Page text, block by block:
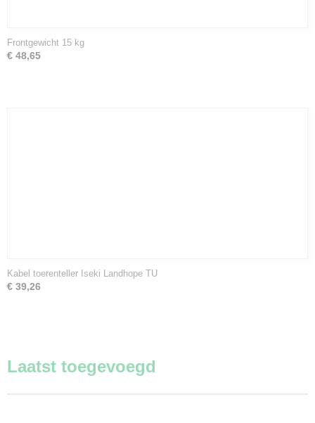
Frontgewicht 15 kg
€ 48,65
Kabel toerenteller Iseki Landhope TU
€ 39,26
Laatst toegevoegd